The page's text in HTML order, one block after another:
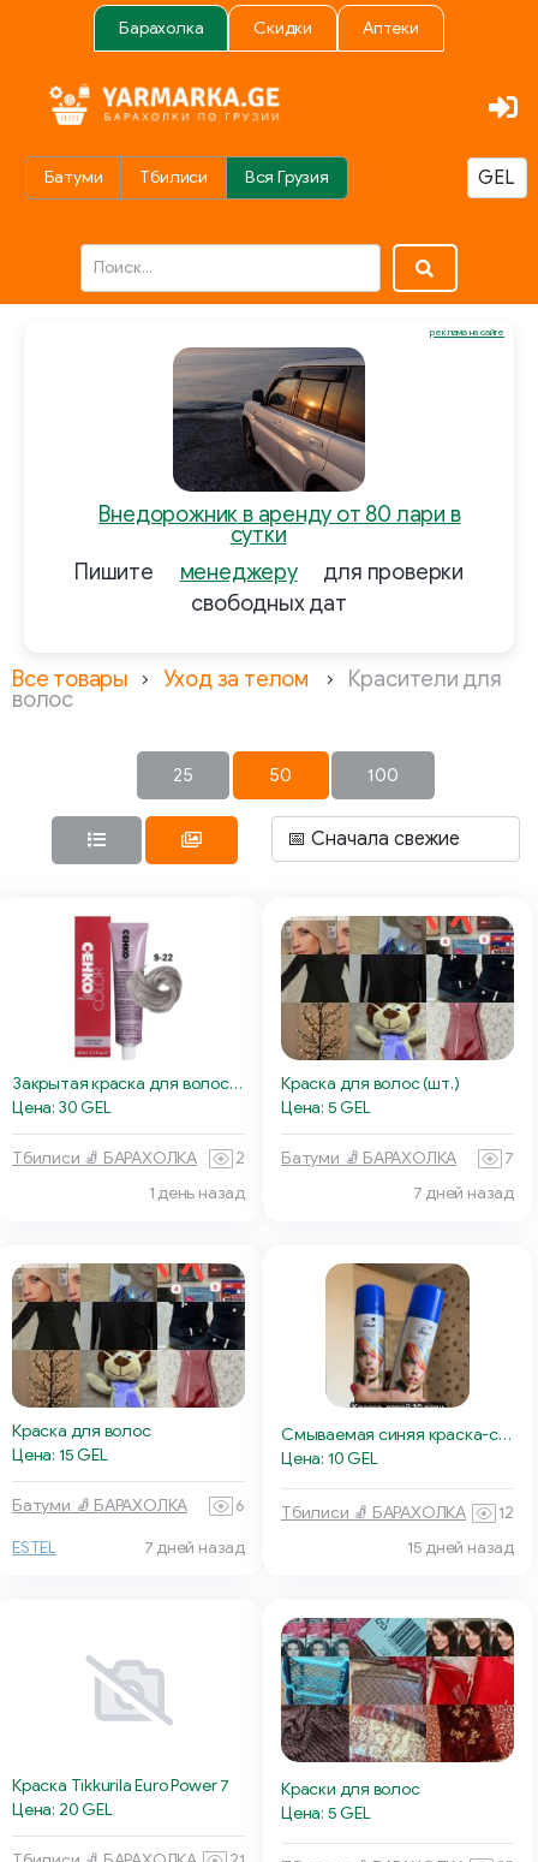
Барахолка Скидки Аптеки
Батуми Тбилиси Вся Грузия
Внедорожник в аренду от 80 лари в
сутки
Пишите
менеджеру
для проверки
свободных дат
реклама на сайте
Все товары Уход за телом Красители для
волос
25 50 100
Закрытая краска для волос, пепельный блонд
Цена: 30 GEL
Тбилиси 🧦 БАРАХОЛКА
2
1 день назад
Краска для волос (шт.)
Цена: 5 GEL
Батуми 🧦 БАРАХОЛКА
7
7 дней назад
Краска для волос
Цена: 15 GEL
Батуми 🧦 БАРАХОЛКА 6
ESTEL 7 дней назад
Смываемая синяя краска-спрей
Цена: 10 GEL
Тбилиси 🧦 БАРАХОЛКА
12
15 дней назад
Краска Tikkurila Euro Power 7
Цена: 20 GEL
Краски для волос
Цена: 5 GEL